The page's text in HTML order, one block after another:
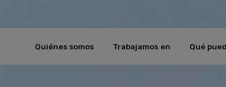
Quiénes somos Trabajamos en Qué